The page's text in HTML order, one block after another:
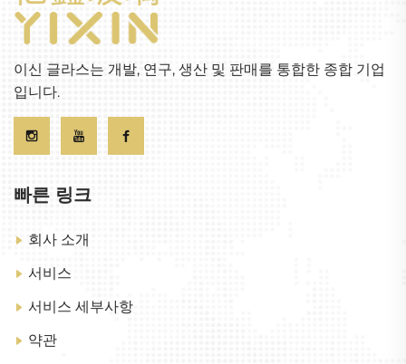
이신 글라스는 개발, 연구, 생산 및 판매를 통합한 종합 기업
입니다.
빠른 링크
회사 소개
서비스
서비스 세부사항
약관